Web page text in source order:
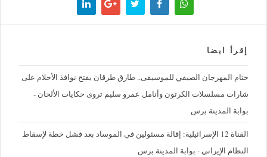
إقرأ ايضا
ختام المهرجان الصيفي للموسيقى.. طارق طرقان يفتح نوافذ الأحلام على
شارات مسلسلات الكرتون وأنامل عمرو سليم تروى حكايات الألحان -
بوابة المدينة برس
القناة 12 الإسرائيلية: إقالة مسئولين في الموساد بعد فشل خطة لإسقاط
النظام الإيراني - بوابة المدينة برس